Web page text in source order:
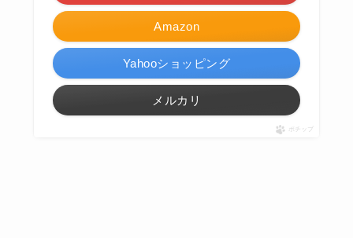
Amazon
Yahooショッピング
メルカリ
ポチップ